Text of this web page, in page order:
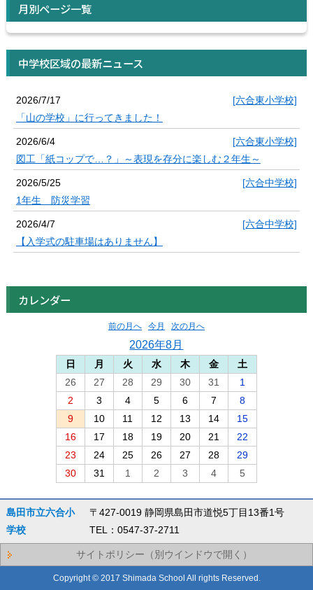
月別ページ一覧
中学校区域の最新ニュース
2026/7/17
[六合東小学校]
「山の学校」に行ってきました！
2026/6/4
[六合東小学校]
図工「紙コップで…？」～表現を存分に楽しむ２年生～
2026/5/25
[六合中学校]
1年生 防災学習
2026/4/7
[六合中学校]
【入学式の駐車場はありません】
カレンダー
前の月へ 今月 次の月へ
2026年8月
日 月 火 水 木 金
土
26
27 28 29 30 31
1
2
3 4 5 6 7
8
9
10 11 12 13 14
15
16
17 18 19 20 21
22
23
24 25 26 27 28
29
30
31 1 2 3 4 5
島田市立六合小
学校
〒427-0019 静岡県島田市道悦5丁目13番1号
TEL：0547-37-2711
サイトポリシー（別ウインドウで開く）
Copyright © 2017 Shimada School All rights Reserved.